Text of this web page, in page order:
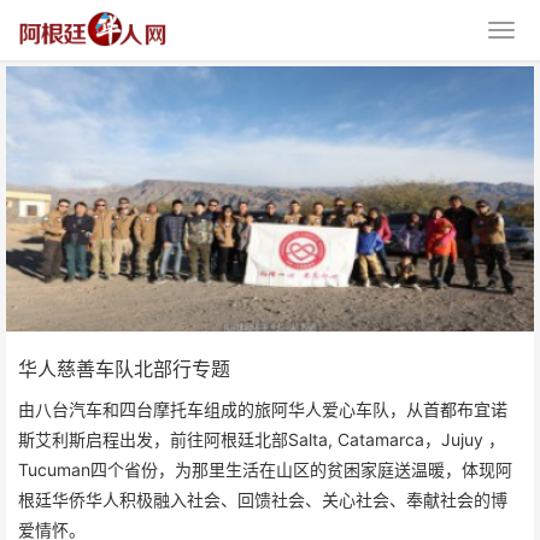
华人慈善车队北部行专题
由八台汽车和四台摩托车组成的旅阿华人爱心车队，从首都布宜诺
斯艾利斯启程出发，前往阿根廷北部Salta, Catamarca，Jujuy ，
Tucuman四个省份，为那里生活在山区的贫困家庭送温暖，体现阿
根廷华侨华人积极融入社会、回馈社会、关心社会、奉献社会的博
爱情怀。
华人慈善车队北部行专题